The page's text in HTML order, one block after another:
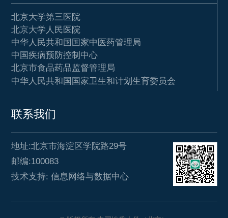
北京大学第三医院
北京大学人民医院
中华人民共和国国家中医药管理局
中国疾病预防控制中心
北京市食品药品监督管理局
中华人民共和国国家卫生和计划生育委员会
联系我们
地址:北京市海淀区学院路29号
邮编:100083
技术支持: 信息网络与数据中心